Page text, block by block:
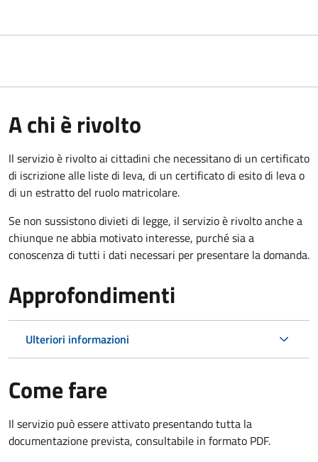
A chi è rivolto
Il servizio è rivolto ai cittadini che necessitano di un certificato
di iscrizione alle liste di leva, di un certificato di esito di leva o
di un estratto del ruolo matricolare.
Se non sussistono divieti di legge, il servizio è rivolto anche a
chiunque ne abbia motivato interesse, purché sia a
conoscenza di tutti i dati necessari per presentare la domanda.
Approfondimenti
Ulteriori informazioni
Come fare
Il servizio può essere attivato presentando tutta la
documentazione prevista, consultabile in formato PDF.